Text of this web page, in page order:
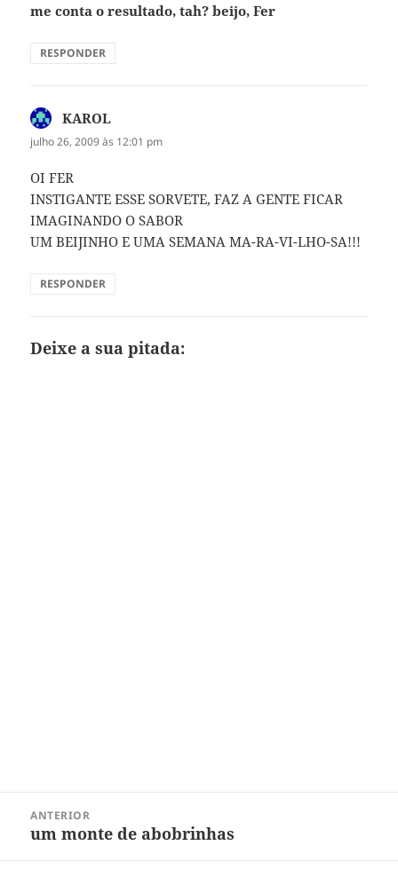
me conta o resultado, tah? beijo, Fer
RESPONDER
KAROL
julho 26, 2009 às 12:01 pm
OI FER
INSTIGANTE ESSE SORVETE, FAZ A GENTE FICAR
IMAGINANDO O SABOR
UM BEIJINHO E UMA SEMANA MA-RA-VI-LHO-SA!!!
RESPONDER
Deixe a sua pitada:
ANTERIOR
Post
um monte de abobrinhas